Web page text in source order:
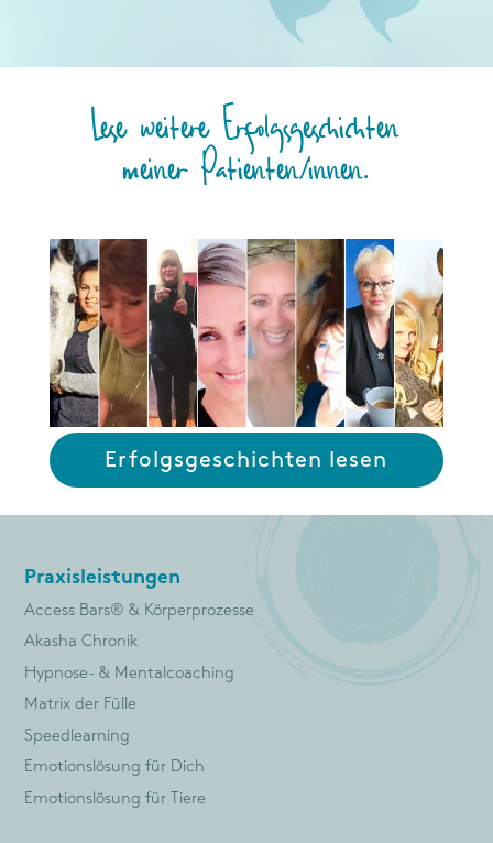
Lese weitere Erfolgsgeschichten
meiner Patienten/innen.
Erfolgsgeschichten lesen
Praxisleistungen
Access Bars® & Körperprozesse
Akasha Chronik
Hypnose- & Mentalcoaching
Matrix der Fülle
Speedlearning
Emotionslösung für Dich
Emotionslösung für Tiere